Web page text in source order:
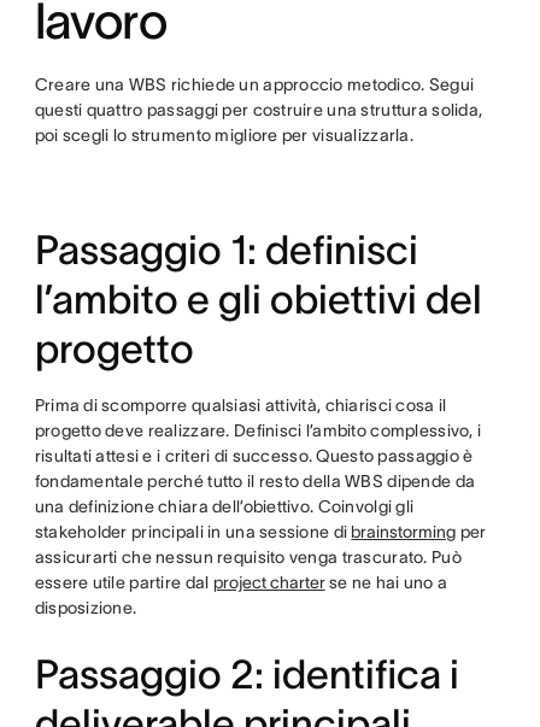
lavoro
Creare una WBS richiede un approccio metodico. Segui
questi quattro passaggi per costruire una struttura solida,
poi scegli lo strumento migliore per visualizzarla.
Passaggio 1: definisci
l’ambito e gli obiettivi del
progetto
Prima di scomporre qualsiasi attività, chiarisci cosa il
progetto deve realizzare. Definisci l’ambito complessivo, i
risultati attesi e i criteri di successo. Questo passaggio è
fondamentale perché tutto il resto della WBS dipende da
una definizione chiara dell’obiettivo. Coinvolgi gli
stakeholder principali in una sessione di brainstorming per
assicurarti che nessun requisito venga trascurato. Può
essere utile partire dal project charterse ne hai uno a
disposizione.
Passaggio 2: identifica i